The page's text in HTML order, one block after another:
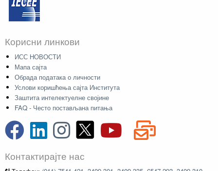
Корисни линкови
ИСС НОВОСТИ
Мапа сајта
Обрада података о личности
Услови коришћења сајта Института
Заштита интелектуелне својине
FAQ - Често постављана питања
Контактирајте нас